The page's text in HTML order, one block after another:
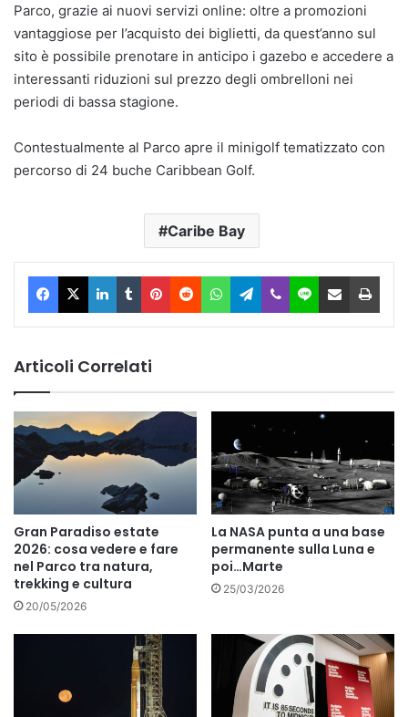
Parco, grazie ai nuovi servizi online: oltre a promozioni
vantaggiose per l’acquisto dei biglietti, da quest’anno sul
sito è possibile prenotare in anticipo i gazebo e accedere a
interessanti riduzioni sul prezzo degli ombrelloni nei
periodi di bassa stagione.
Contestualmente al Parco apre il minigolf tematizzato con
percorso di 24 buche Caribbean Golf.
Caribe Bay
Facebook
X LinkedIn
TumblrPinterest
RedditWhatsAppTelegram
ViberLine Condividi via Email
Articoli Correlati
Gran Paradiso estate
2026: cosa vedere e fare
nel Parco tra natura,
trekking e cultura
20/05/2026
La NASA punta a una base
permanente sulla Luna e
poi…Marte
25/03/2026